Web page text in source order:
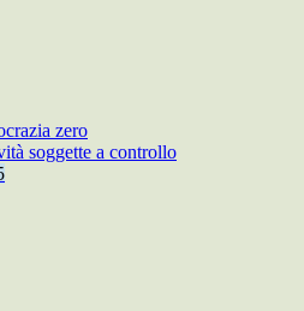
zero
soggette a controllo